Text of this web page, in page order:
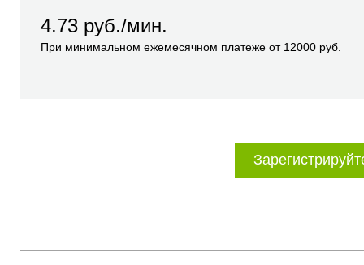
4.73 руб./мин.
При минимальном ежемесячном платеже от 12000 руб.